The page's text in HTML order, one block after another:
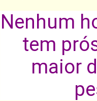
Nenhum
tem
maior